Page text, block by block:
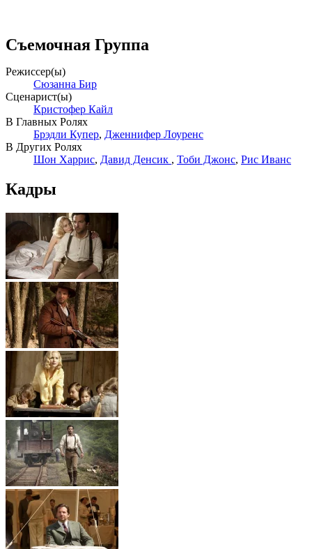
Съемочная Группа
Режиссер(ы)
Сюзанна Бир
Сценарист(ы)
Кристофер Кайл
В Главных Ролях
Брэдли Купер, Дженнифер Лоуренс
В Других Ролях
Шон Харрис, Давид Денcик , Тоби Джонс, Рис Иванс
Кадры